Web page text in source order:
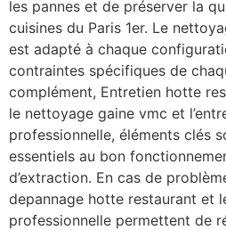
les pannes et de préserver la
cuisines du Paris 1er. Le
est adapté à chaque
contraintes spécifiques de
complément, Entretien hotte
le nettoyage gaine vmc et
professionnelle, éléments clés
essentiels au bon
d’extraction. En cas de
depannage hotte restaurant et
professionnelle permettent de